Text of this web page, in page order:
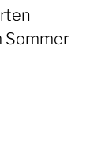
Sommer